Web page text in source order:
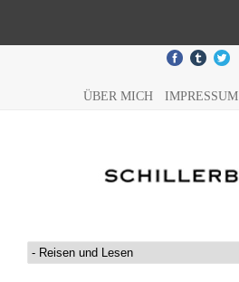
ÜBER MICH IMPRESSUM